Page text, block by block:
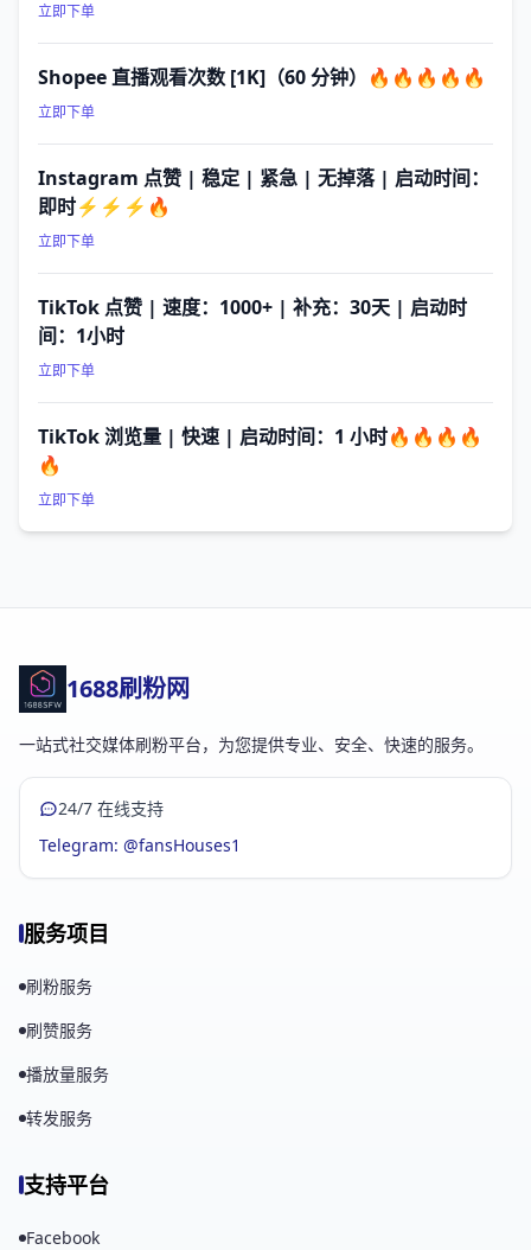
立即下单
Shopee 直播观看次数 [1K]（60 分钟）🔥🔥🔥🔥🔥
立即下单
Instagram 点赞 | 稳定 | 紧急 | 无掉落 | 启动时间：
即时⚡⚡⚡🔥
立即下单
TikTok 点赞 | 速度：1000+ | 补充：30天 | 启动时
间：1小时
立即下单
TikTok 浏览量 | 快速 | 启动时间：1 小时🔥🔥🔥🔥
🔥
立即下单
1688刷粉网
一站式社交媒体刷粉平台，为您提供专业、安全、快速的服务。
24/7 在线支持
Telegram: @fansHouses1
服务项目
刷粉服务
刷赞服务
播放量服务
转发服务
支持平台
Facebook